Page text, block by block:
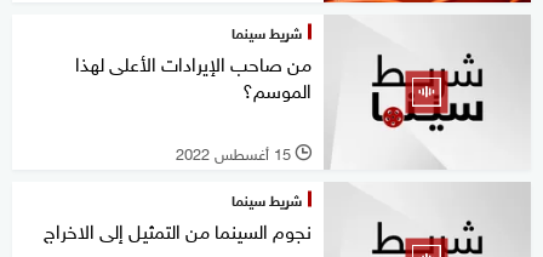
شريط سينما
من صاحب الإيرادات الأعلى لهذا
الموسم؟
l 15 أغسطس 2022
شريط سينما
نجوم السينما من التمثيل إلى الاخراج